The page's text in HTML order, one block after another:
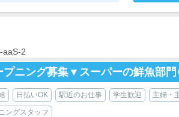
aaS-2
プニング募集▼スーパーの鮮魚部門
日払いOK 駅近のお仕事 学生歓迎 主婦・
ングスタッフ